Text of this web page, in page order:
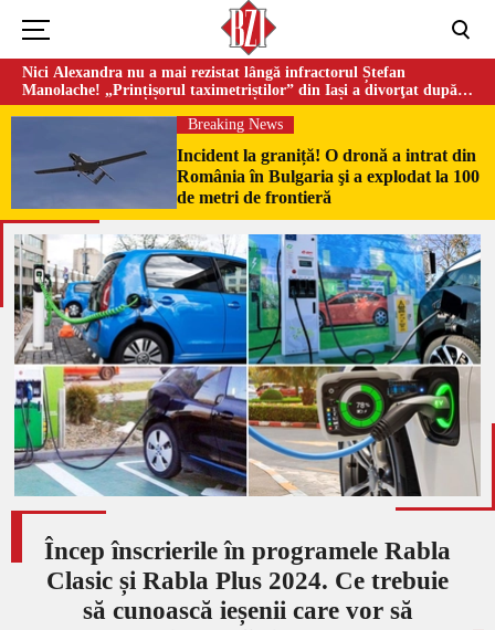
Nici Alexandra nu a mai rezistat lângă infractorul Ștefan
Manolache! „Prințișorul taximetriștilor” din Iași a divorţat după
doi ani de căsnicie
Breaking News
Incident la graniță! O dronă a intrat din
România în Bulgaria şi a explodat la 100
de metri de frontieră
Încep înscrierile în programele Rabla
Clasic și Rabla Plus 2024. Ce trebuie
să cunoască ieșenii care vor să